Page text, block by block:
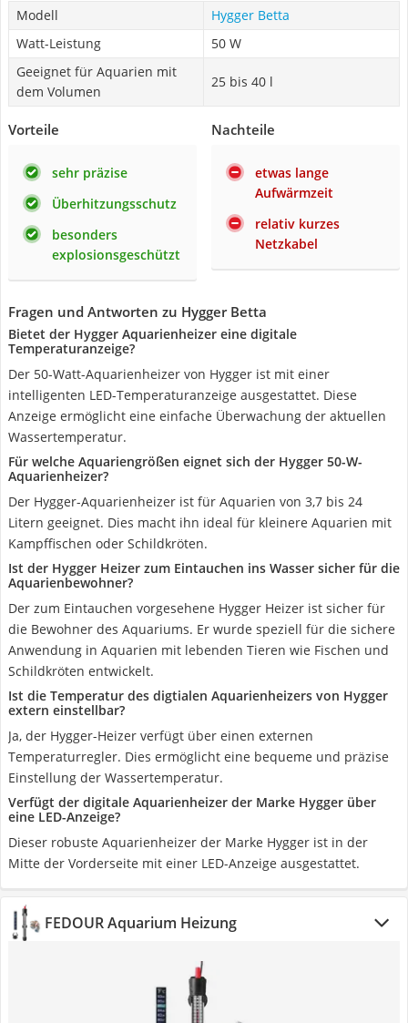
Modell
Hygger Betta
Watt-Leistung
50 W
Geeignet für Aquarien mit
dem Volumen
25 bis 40 l
Vorteile
sehr präzise
Überhitzungsschutz
besonders
explosionsgeschützt
Nachteile
etwas lange
Aufwärmzeit
relativ kurzes
Netzkabel
Fragen und Antworten zu Hygger Betta
Bietet der Hygger Aquarienheizer eine digitale
Temperaturanzeige?
Der 50-Watt-Aquarienheizer von Hygger ist mit einer
intelligenten LED-Temperaturanzeige ausgestattet. Diese
Anzeige ermöglicht eine einfache Überwachung der aktuellen
Wassertemperatur.
Für welche Aquariengrößen eignet sich der Hygger 50-W-
Aquarienheizer?
Der Hygger-Aquarienheizer ist für Aquarien von 3,7 bis 24
Litern geeignet. Dies macht ihn ideal für kleinere Aquarien mit
Kampffischen oder Schildkröten.
Ist der Hygger Heizer zum Eintauchen ins Wasser sicher für die
Aquarienbewohner?
Der zum Eintauchen vorgesehene Hygger Heizer ist sicher für
die Bewohner des Aquariums. Er wurde speziell für die sichere
Anwendung in Aquarien mit lebenden Tieren wie Fischen und
Schildkröten entwickelt.
Ist die Temperatur des digtialen Aquarienheizers von Hygger
extern einstellbar?
Ja, der Hygger-Heizer verfügt über einen externen
Temperaturregler. Dies ermöglicht eine bequeme und präzise
Einstellung der Wassertemperatur.
Verfügt der digitale Aquarienheizer der Marke Hygger über
eine LED-Anzeige?
Dieser robuste Aquarienheizer der Marke Hygger ist in der
Mitte der Vorderseite mit einer LED-Anzeige ausgestattet.
FEDOUR Aquarium Heizung